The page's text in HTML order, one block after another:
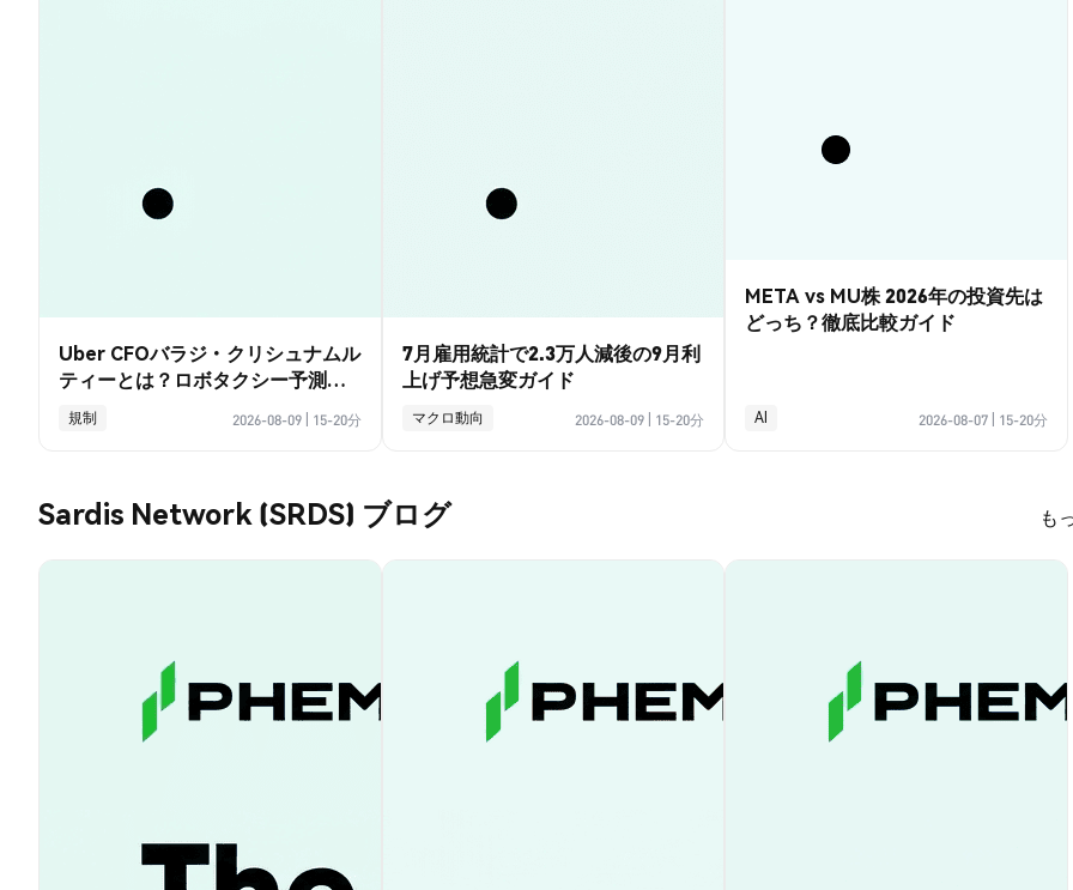
Uber CFOバラジ・クリシュナムル
ティーとは？ロボタクシー予測と
賭けの全ガイド
規制 2026-08-09 15-20分
7月雇用統計で2.3万人減後の9月利
上げ予想急変ガイド
マクロ動向 2026-08-09 15-20分
META vs MU株 2026年の投資先は
どっち？徹底比較ガイド
AI 2026-08-07 15-20分
Sardis Network (SRDS) ブログ も